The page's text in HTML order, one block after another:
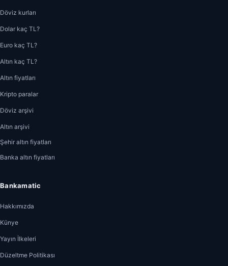
Döviz kurları
Dolar kaç TL?
Euro kaç TL?
Altın kaç TL?
Altın fiyatları
Kripto paralar
Döviz arşivi
Altın arşivi
Şehir altın fiyatları
Banka altın fiyatları
Bankamatic
Hakkımızda
Künye
Yayın İlkeleri
Düzeltme Politikası